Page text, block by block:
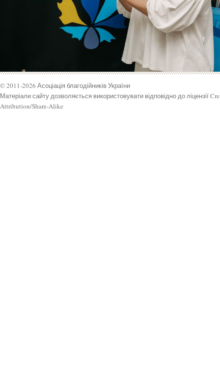
© 2011-2026 Асоціація благодійників України
Матеріали сайту дозволяється використовувати відповідно до ліцензії
Attribution/Share-Alike